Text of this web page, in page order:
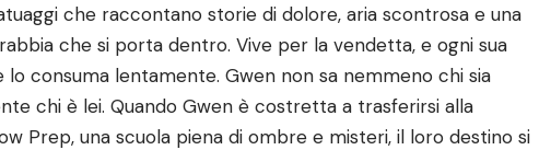
che raccontano storie di dolore, aria scontrosa e una
che si porta dentro. Vive per la vendetta, e ogni sua
lo consuma lentamente. Gwen non sa nemmeno chi sia
chi è lei. Quando Gwen è costretta a trasferirsi alla
Prep, una scuola piena di ombre e misteri, il loro destino si